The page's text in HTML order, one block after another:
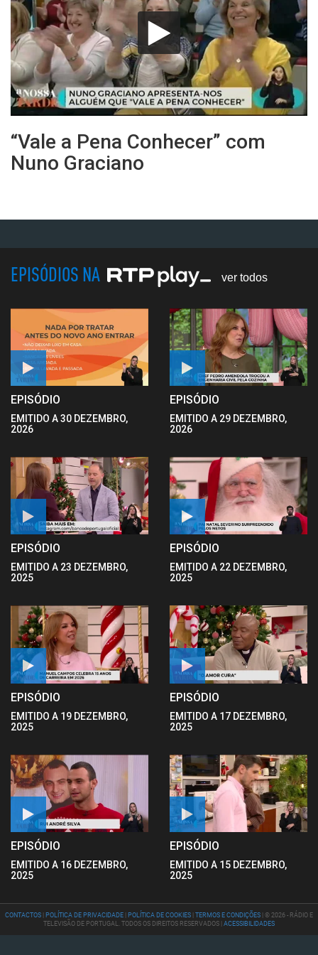
“Vale a Pena Conhecer” com
Nuno Graciano
EPISÓDIOS NA ver todos
EPISÓDIO
EMITIDO A 30 DEZEMBRO,
2026
EPISÓDIO
EMITIDO A 29 DEZEMBRO,
2026
EPISÓDIO
EMITIDO A 23 DEZEMBRO,
2025
EPISÓDIO
EMITIDO A 22 DEZEMBRO,
2025
EPISÓDIO
EMITIDO A 19 DEZEMBRO,
2025
EPISÓDIO
EMITIDO A 17 DEZEMBRO,
2025
EPISÓDIO
EMITIDO A 16 DEZEMBRO,
2025
EPISÓDIO
EMITIDO A 15 DEZEMBRO,
2025
CONTACTOS POLÍTICA DE PRIVACIDADE POLÍTICA DE COOKIES TERMOS E CONDIÇÕES | © 2026 - RÁDIO E
TELEVISÃO DE PORTUGAL. TODOS OS DIREITOS RESERVADOS | ACESSIBILIDADES